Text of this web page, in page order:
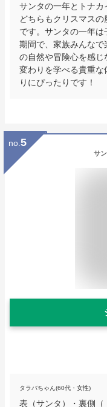
サンタの一年とトナカ
どちらもクリスマス
です。サンタの一年
期間で、家族みんな
の自然や冒険心を感じ
変わりを学べる貴重
りにぴったりです！
no. 5
サ
タラバちゃん(60代・女性)
表（サンタ）・裏側